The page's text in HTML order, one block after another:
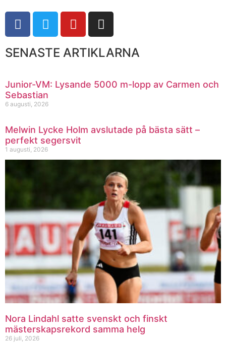
SENASTE ARTIKLARNA
Junior-VM: Lysande 5000 m-lopp av Carmen och
Sebastian
6 augusti, 2026
Melwin Lycke Holm avslutade på bästa sätt –
perfekt segersvit
1 augusti, 2026
Nora Lindahl satte svenskt och finskt
mästerskapsrekord samma helg
26 juli, 2026